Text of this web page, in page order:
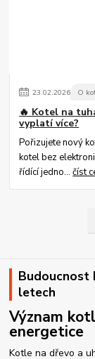
23.02.2026 O
🔥 Kotel na
vyplatí více?
Pořizujete nový
kotel bez
řídící jedno...číst
Budoucnost
letech
Význam
energetice
Kotle na dřevo a